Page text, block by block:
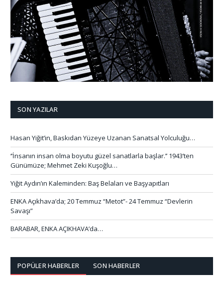
SON YAZILAR
Hasan Yiğit’in, Baskıdan Yüzeye Uzanan Sanatsal Yolculuğu…
‘’İnsanın insan olma boyutu güzel sanatlarla başlar.’’ 1943’ten
Günümüze; Mehmet Zeki Kuşoğlu…
Yiğit Aydın’ın Kaleminden: Baş Belaları ve Başyapıtları
ENKA Açıkhava’da; 20 Temmuz “Metot”- 24 Temmuz “Devlerin
Savaşı”
BARABAR, ENKA AÇIKHAVA’da…
POPÜLER HABERLER SON HABERLER